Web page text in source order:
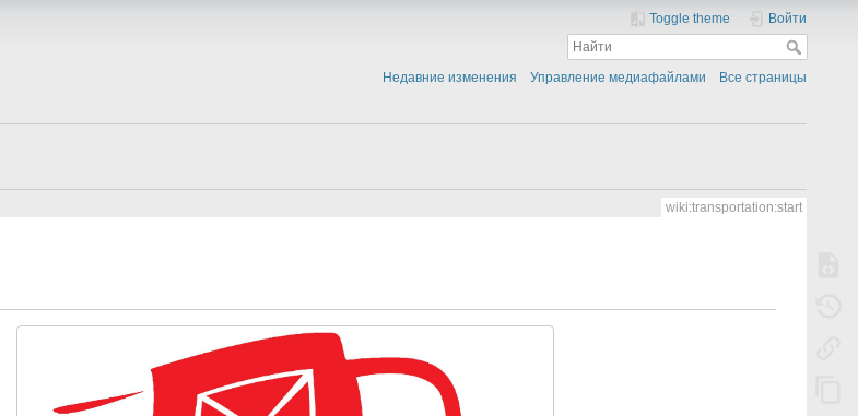
Toggle theme Войти
Недавние изменения Управление медиафайлами Все страницы
wiki:transportation:start